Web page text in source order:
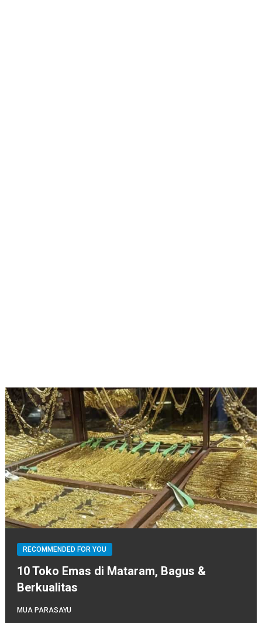
RECOMMENDED FOR YOU
10 Toko Emas di Mataram, Bagus &
Berkualitas
MUA PARASAYU